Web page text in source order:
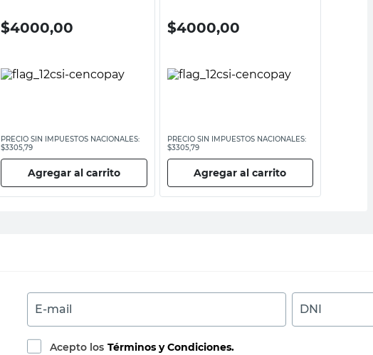
$4000,00
PRECIO SIN IMPUESTOS NACIONALES:
$3305,79
Agregar al carrito
$4000,00
PRECIO SIN IMPUESTOS NACIONALES:
$3305,79
Agregar al carrito
E-mail DNI
Acepto los Términos y Condiciones.